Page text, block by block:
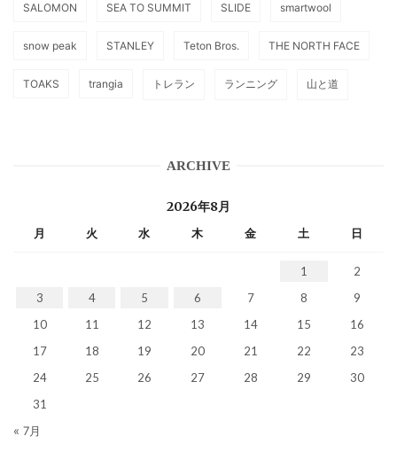
SALOMON SEA TO SUMMIT SLIDE smartwool
snow peak STANLEY Teton Bros. THE NORTH FACE
TOAKS trangia トレラン ランニング 山と道
ARCHIVE
2026年8月
月 火 水 木 金 土 日
1
2
3
4 5 6 7 8
9
10
11 12 13 14 15
16
17
18 19 20 21 22
23
24
25 26 27 28 29
30
31
« 7月